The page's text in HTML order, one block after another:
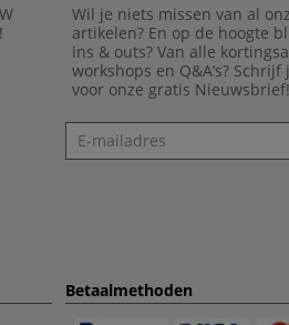
Wil je niets missen van al
artikelen? En op de hoogte
ins & outs? Van alle
workshops en Q&A’s?
voor onze gratis Nieuwsbrief!
Nieuwsbrief
Betaalmethoden